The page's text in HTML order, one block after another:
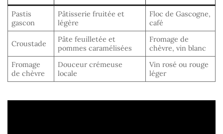
Pastis
gascon
Pâtisserie fruitée et
légère
Floc de Gascogne,
café
Croustade
Pâte feuilletée et
pommes caramélisées
Fromage de
chèvre, vin blanc
Fromage
de chèvre
Douceur crémeuse
locale
Vin rosé ou rouge
léger